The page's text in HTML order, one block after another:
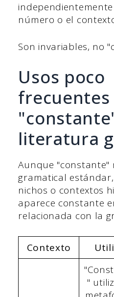
número o el
Son invariables, no
Usos poco
frecuentes
literatura
Aunque "constante"
gramatical
nichos o contextos
aparece constante
relacionada con la
Contexto
"